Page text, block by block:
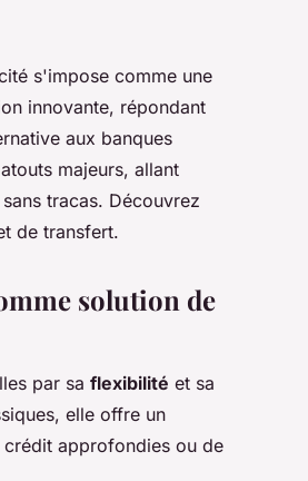
s'impose comme une
innovante, répondant
aux banques
majeurs, allant
tracas. Découvrez
de transfert.
solution de
par sa flexibilité et sa
elle offre un
approfondies ou de